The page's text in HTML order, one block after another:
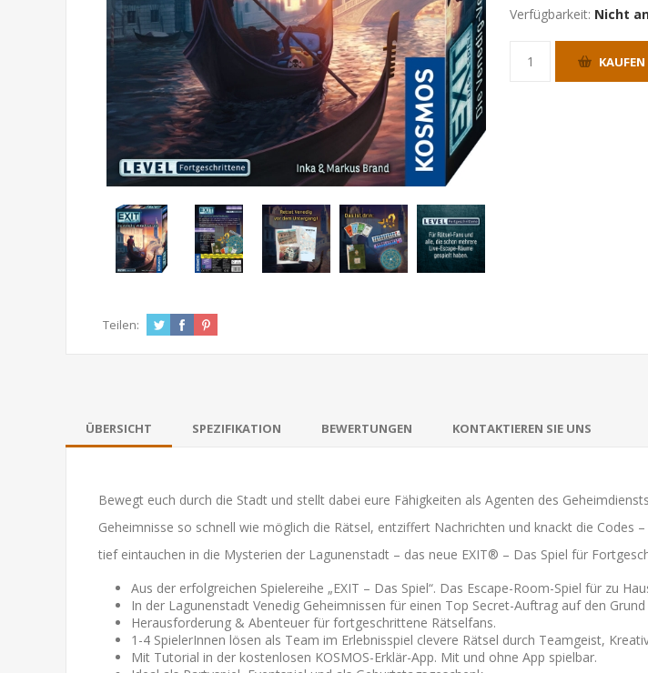
Verfügbarkeit: Nicht
KAUFEN
Teilen:
ÜBERSICHT SPEZIFIKATION BEWERTUNGEN KONTAKTIEREN SIE UNS
Bewegt euch durch die Stadt und stellt dabei eure Fähigkeiten als Agenten des
Geheimnisse so schnell wie möglich die Rätsel, entziffert Nachrichten und knackt die Codes
tief eintauchen in die Mysterien der Lagunenstadt – das neue EXIT® – Das Spiel für
Aus der erfolgreichen Spielereihe „EXIT – Das Spiel“. Das Escape-Room-Spiel für zu
In der Lagunenstadt Venedig Geheimnissen für einen Top Secret-Auftrag auf den Grund
Herausforderung & Abenteuer für fortgeschrittene Rätselfans.
1-4 SpielerInnen lösen als Team im Erlebnisspiel clevere Rätsel durch Teamgeist,
Mit Tutorial in der kostenlosen KOSMOS-Erklär-App. Mit und ohne App spielbar.